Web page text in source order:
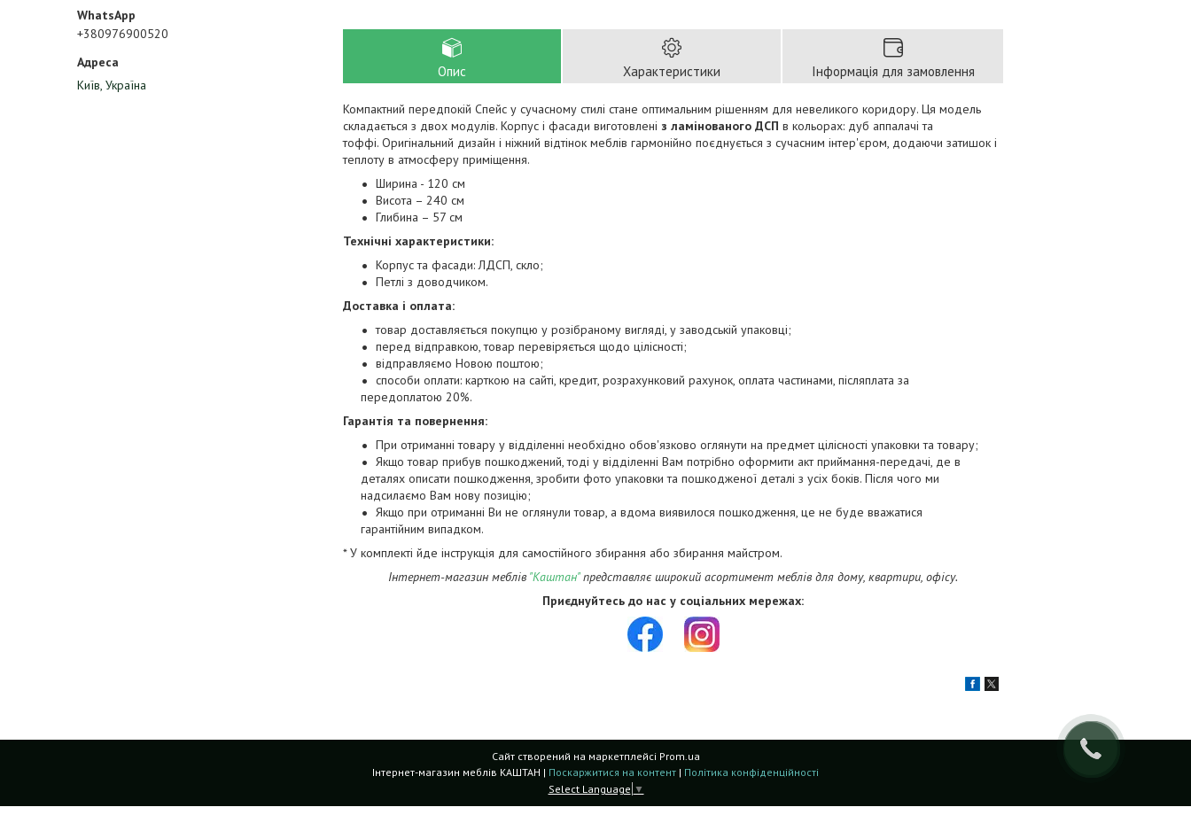
+380976900520
Київ, Україна
Опис Характеристики Інформація для замовлення
Компактний передпокій Спейс у сучасному стилі стане оптимальним рішенням для невеликого коридору. Ця модель
складається з двох модулів. Корпус і фасади виготовлені з ламінованого ДСП в кольорах: дуб аппалачі та
тоффі. Оригінальний дизайн і ніжний відтінок меблів гармонійно поєднується з сучасним інтер'єром, додаючи затишок і
теплоту в атмосферу приміщення.
Ширина - 120 см
Висота – 240 см
Глибина – 57 см
Технічні характеристики:
Корпус та фасади: ЛДСП, скло;
Петлі з доводчиком.
Доставка і оплата:
товар доставляється покупцю у розібраному вигляді, у заводській упаковці;
перед відправкою, товар перевіряється щодо цілісності;
відправляємо Новою поштою;
cпособи оплати: карткою на сайті, кредит, розрахунковий рахунок, оплата частинами, післяплата за
передоплатою 20%.
Гарантія та повернення:
При отриманні товару у відділенні необхідно обов'язково оглянути на предмет цілісності упаковки та товару;
Якщо товар прибув пошкоджений, тоді у відділенні Вам потрібно оформити акт приймання-передачі, де в
деталях описати пошкодження, зробити фото упаковки та пошкодженої деталі з усіх боків. Після чого ми
надсилаємо Вам нову позицію;
Якщо при отриманні Ви не оглянули товар, а вдома виявилося пошкодження, це не буде вважатися
гарантійним випадком.
* У комплекті йде інструкція для самостійного збирання або збирання майстром.
Інтернет-магазин меблів "Каштан"представляє широкий асортимент меблів для дому, квартири, офісу.
Приєднуйтесь до нас у соціальних мережах:
Сайт створений на маркетплейсі Prom.ua
Інтернет-магазин меблів КАШТАН | Поскаржитися на контент | Політика конфіденційності
Select Language ▼